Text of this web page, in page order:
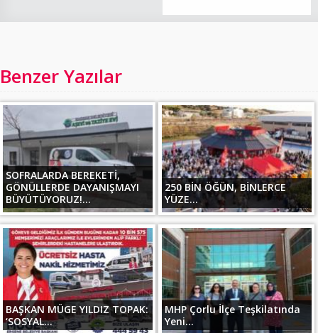
Benzer Yazılar
SOFRALARDA BEREKETİ,
GÖNÜLLERDE DAYANIŞMAYI
BÜYÜTÜYORUZ!...
250 BİN ÖĞÜN, BİNLERCE
YÜZE...
BAŞKAN MÜGE YILDIZ TOPAK:
‘SOSYAL...
MHP Çorlu İlçe Teşkilatında
Yeni...